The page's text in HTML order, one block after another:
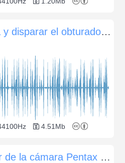
Enrollar la película y disparar el obturador en una cámara réflex mecánica Nikon FM10
4.51Mb
Clics del obturador de la cámara Pentax SP1000